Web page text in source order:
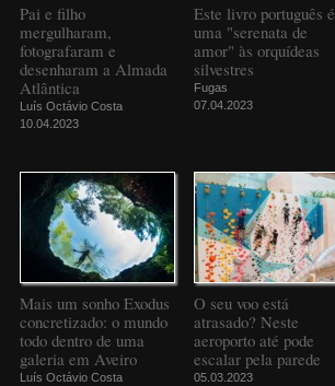
Pai e filho
mergulharam,
fotografaram e
desenharam a Almada
Atlântica
Luís Octávio Costa
10.04.2023
Este livro português é
uma "serenata de
amor" às orquídeas
silvestres
Fugas
07.04.2023
Mais um sonho Exodus
concretizado: o mundo
todo dentro de uma
galeria em Aveiro
Luís Octávio Costa
O seu voo está
atrasado? Neste
aeroporto até pode
escalar pela parede
05.03.2023